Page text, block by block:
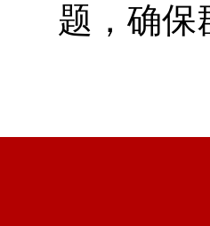
题，确保